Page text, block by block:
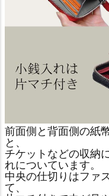
前面側と背面側の紙
と、
チケットなどの収納
れについています。
中央の仕切りはファ
て、